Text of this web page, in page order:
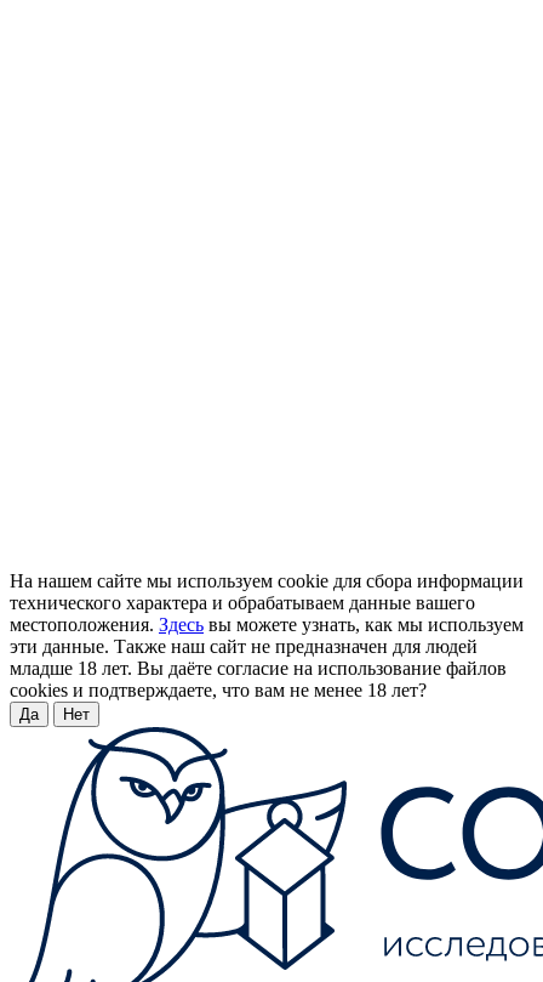
На нашем сайте мы используем cookie для сбора информации
технического характера и обрабатываем данные вашего
местоположения. Здесь вы можете узнать, как мы используем
эти данные. Также наш сайт не предназначен для людей
младше 18 лет. Вы даёте согласие на использование файлов
cookies и подтверждаете, что вам не менее 18 лет?
Да Нет